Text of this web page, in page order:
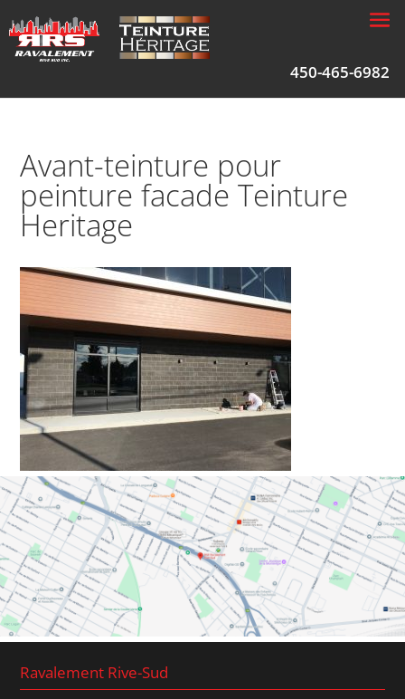
450-465-6982
Avant-teinture pour
peinture facade Teinture
Heritage
Ravalement Rive-Sud